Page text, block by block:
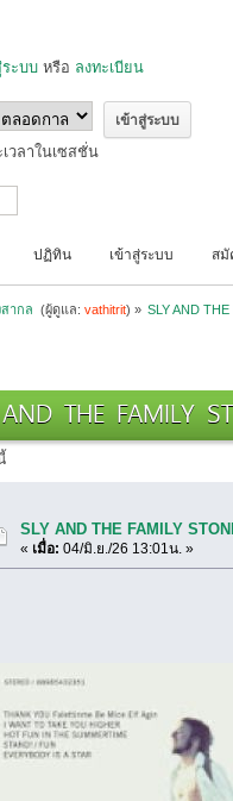
ระบบ หรือ ลงทะเบียน
วลาในเซสชั่น
ปฏิทิน เข้าสู่ระบบ สมั
สากล (ผู้ดูแล: vathitrit) » SLY AND
THE FAMILY
SLY AND THE FAMILY
« เมื่อ: 04/มิ.ย./26 13:01น. »